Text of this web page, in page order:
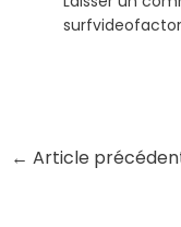
← Article